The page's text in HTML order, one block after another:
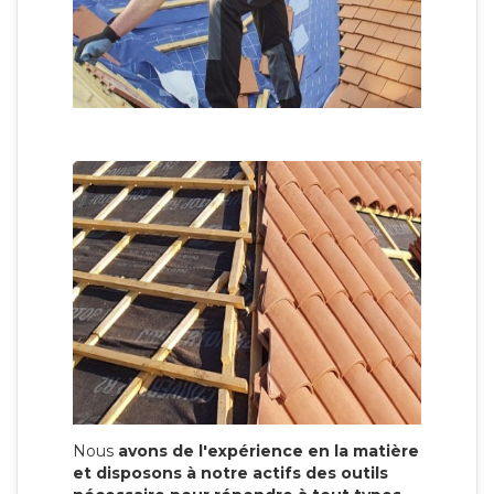
Nous avons de l'expérience en la matière
et disposons à notre actifs des outils